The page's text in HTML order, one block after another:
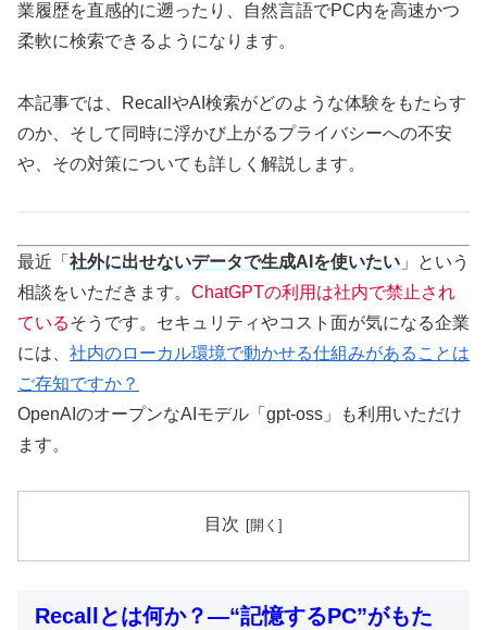
業履歴を直感的に遡ったり、自然言語でPC内を高速かつ
柔軟に検索できるようになります。
本記事では、RecallやAI検索がどのような体験をもたらす
のか、そして同時に浮かび上がるプライバシーへの不安
や、その対策についても詳しく解説します。
最近「 社外に出せないデータで生成AIを使いたい 」という
相談をいただきます。 ChatGPTの利用は社内で禁止され
ているそうです。セキュリティやコスト面が気になる企業
には、 社内のローカル環境で動かせる仕組みがあることは
ご存知ですか？
OpenAIのオープンなAIモデル「gpt-oss」も利用いただけ
ます。
目次
Recallとは何か？—“記憶するPC”がもた